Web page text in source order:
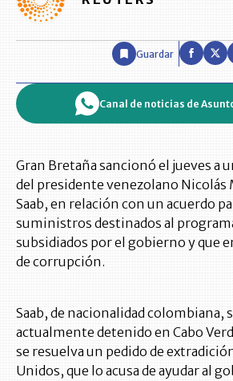
Guardar
Canal de noticias de
Gran Bretaña sancionó el jueves a
del presidente venezolano Nicolás
Saab, en relación con un acuerdo
suministros destinados al
subsidiados por el gobierno y que
de corrupción.
Saab, de nacionalidad colombiana,
actualmente detenido en Cabo
se resuelva un pedido de
Unidos, que lo acusa de ayudar al